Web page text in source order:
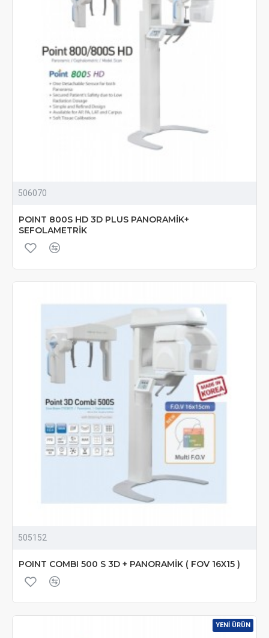
506070
POINT 800S HD 3D PLUS PANORAMİK+
SEFOLAMETRİK
505152
POINT COMBI 500 S 3D + PANORAMİK ( FOV 16X15 )
YENI ÜRÜN